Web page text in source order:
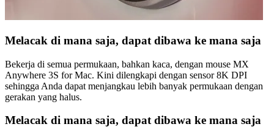
Melacak di mana saja, dapat dibawa ke mana saja
Bekerja di semua permukaan, bahkan kaca, dengan mouse MX
Anywhere 3S for Mac. Kini dilengkapi dengan sensor 8K DPI
sehingga Anda dapat menjangkau lebih banyak permukaan dengan
gerakan yang halus.
Melacak di mana saja, dapat dibawa ke mana saja